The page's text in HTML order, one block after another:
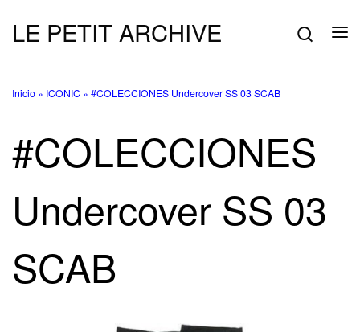
Saltar al contenido
LE PETIT ARCHIVE
Inicio » ICONIC » #COLECCIONES Undercover SS 03 SCAB
#COLECCIONES
Undercover SS 03
SCAB